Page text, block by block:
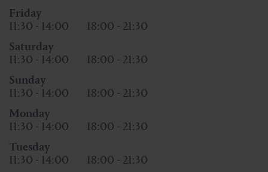
Friday
11:30 - 14:00
18:00 - 21:30
Saturday
11:30 - 14:00
18:00 - 21:30
Sunday
11:30 - 14:00
18:00 - 21:30
Monday
11:30 - 14:00
18:00 - 21:30
Tuesday
11:30 - 14:00
18:00 - 21:30